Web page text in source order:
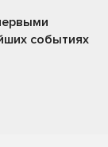
событиях